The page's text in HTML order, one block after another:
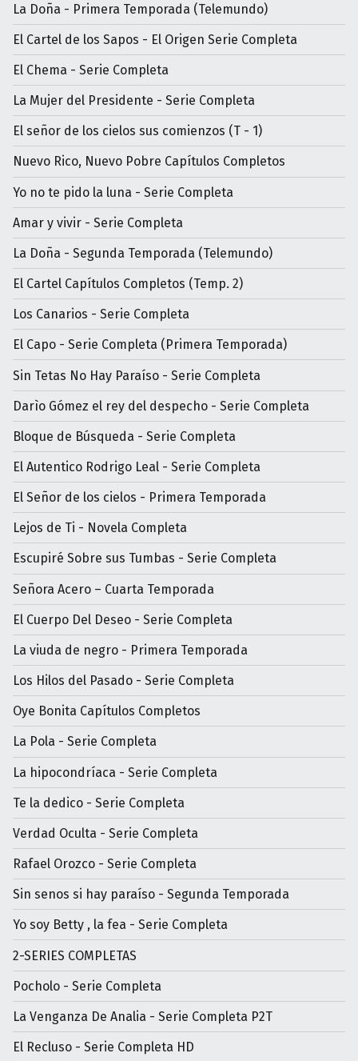
La Doña - Primera Temporada (Telemundo)
El Cartel de los Sapos - El Origen Serie Completa
El Chema - Serie Completa
La Mujer del Presidente - Serie Completa
El señor de los cielos sus comienzos (T - 1)
Nuevo Rico, Nuevo Pobre Capítulos Completos
Yo no te pido la luna - Serie Completa
Amar y vivir - Serie Completa
La Doña - Segunda Temporada (Telemundo)
El Cartel Capítulos Completos (Temp. 2)
Los Canarios - Serie Completa
El Capo - Serie Completa (Primera Temporada)
Sin Tetas No Hay Paraíso - Serie Completa
Darìo Gómez el rey del despecho - Serie Completa
Bloque de Búsqueda - Serie Completa
El Autentico Rodrigo Leal - Serie Completa
El Señor de los cielos - Primera Temporada
Lejos de Ti - Novela Completa
Escupiré Sobre sus Tumbas - Serie Completa
Señora Acero – Cuarta Temporada
El Cuerpo Del Deseo - Serie Completa
La viuda de negro - Primera Temporada
Los Hilos del Pasado - Serie Completa
Oye Bonita Capítulos Completos
La Pola - Serie Completa
La hipocondríaca - Serie Completa
Te la dedico - Serie Completa
Verdad Oculta - Serie Completa
Rafael Orozco - Serie Completa
Sin senos si hay paraíso - Segunda Temporada
Yo soy Betty , la fea - Serie Completa
2-SERIES COMPLETAS
Pocholo - Serie Completa
La Venganza De Analia - Serie Completa P2T
El Recluso - Serie Completa HD